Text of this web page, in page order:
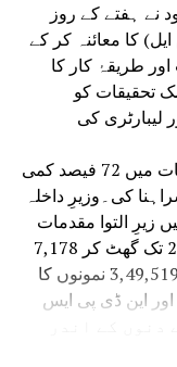
نے ہفتے کے روز
کا معائنہ کر کے
طریقۂ کار کا
تحقیقات کو
لیبارٹری کی
انہوں نے ایف ایس ایل میں زیرِ التوا مقدمات میں 72 فیصد کمی
کی۔وزیرِ داخلہ
ایل میں زیرِ التوا مقدمات
کی تعداد 27,585 تھی، جو 31 جولائی 2026 تک گھٹ کر 7,178
رہ گئی ہے۔ گزشتہ 12 مہینوں میں کل 3,49,519 نمونوں کا
اور این ڈی پی ایس